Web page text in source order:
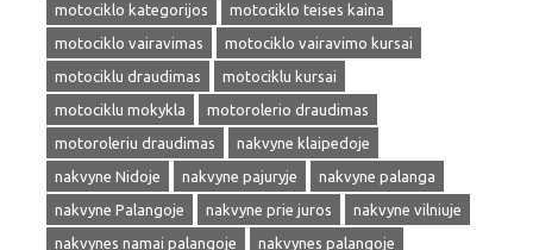
motociklo kategorijos
motociklo teises kaina
motociklo vairavimas
motociklo vairavimo kursai
motociklu draudimas
motociklu kursai
motociklu mokykla
motorolerio draudimas
motoroleriu draudimas
nakvyne klaipedoje
nakvyne Nidoje
nakvyne pajuryje
nakvyne palanga
nakvyne Palangoje
nakvyne prie juros
nakvyne vilniuje
nakvynes namai palangoje
nakvynes palangoje